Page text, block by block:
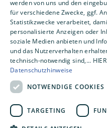
werden von uns und den
für verschiedene Zwecke, ggf.
Statistikzwecke verarbeitet,
personalisierte Anzeigen oder
soziale Medien anbieten und
und das Nutzerverhalten
technisch-notwendig sind,... HIER
Datenschutzhinweise
NOTWENDIGE COOKIES
TARGETING